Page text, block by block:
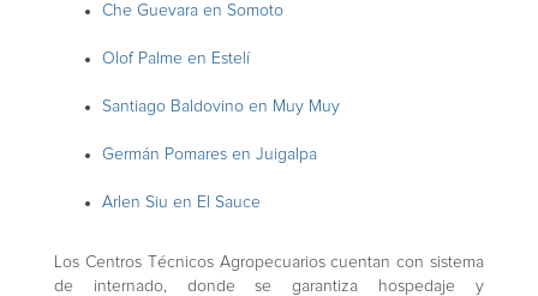
Che Guevara en Somoto
Olof Palme en Estelí
Santiago Baldovino en Muy Muy
Germán Pomares en Juigalpa
Arlen Siu en El Sauce
Los Centros Técnicos Agropecuarios cuentan con sistema
de internado, donde se garantiza hospedaje y